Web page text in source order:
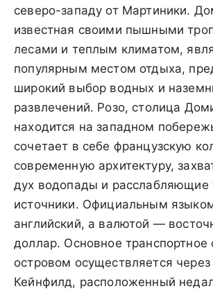
северо-западу от Мартиники.
известная своими пышными
лесами и теплым климатом,
популярным местом отдыха,
широкий выбор водных и
развлечений. Розо, столица
находится на западном
сочетает в себе французскую
современную архитектуру,
дух водопады и расслабляющие
источники. Официальным
английский, а валютой —
доллар. Основное
островом осуществляется через
Кейнфилд, расположенный